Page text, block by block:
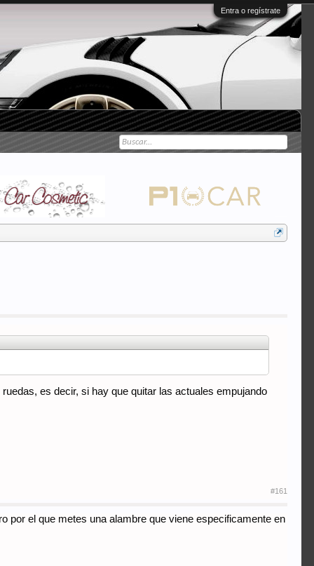
Entra o regístrate
es decir, si hay que quitar las actuales empujando
#161
por el que metes una alambre que viene especificamente en